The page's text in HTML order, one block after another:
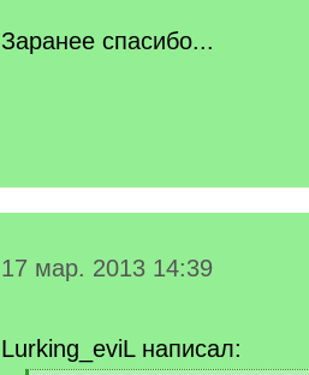
Заранее спасибо...
17 мар. 2013 14:39
Lurking_eviL написал: